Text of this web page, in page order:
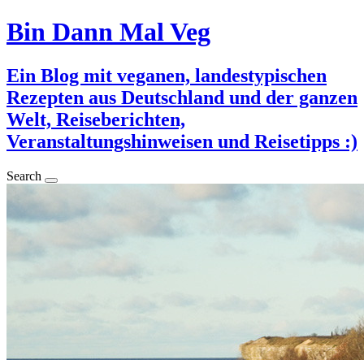
Bin Dann Mal Veg
Ein Blog mit veganen, landestypischen
Rezepten aus Deutschland und der ganzen
Welt, Reiseberichten,
Veranstaltungshinweisen und Reisetipps :)
Search